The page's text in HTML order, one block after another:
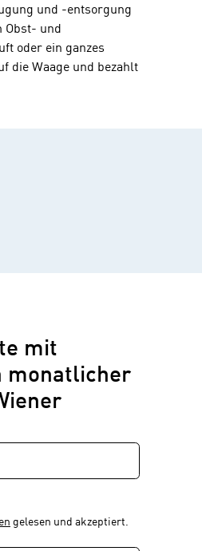
und -entsorgung
Obst- und
oder ein ganzes
die Waage und bezahlt
mit
monatlicher
gelesen und akzeptiert.